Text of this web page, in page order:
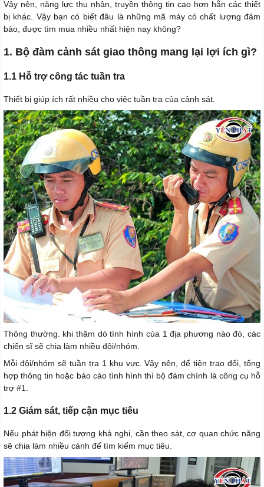
Vậy nên, năng lực thu nhận, truyền thông tin cao hơn hẳn các thiết
bị khác. Vậy bạn có biết đâu là những mã máy có chất lượng đảm
bảo, được tìm mua nhiều nhất hiện nay không?
1. Bộ đàm cảnh sát giao thông mang lại lợi ích gì?
1.1 Hỗ trợ công tác tuần tra
Thiết bị giúp ích rất nhiều cho việc tuần tra của cảnh sát.
Thông thường. khi thăm dò tình hình của 1 địa phương nào đó, các
chiến sĩ sẽ chia làm nhiều đội/nhóm.
Mỗi đội/nhóm sẽ tuần tra 1 khu vực. Vậy nên, để tiện trao đổi, tổng
hợp thông tin hoặc báo cáo tình hình thì bộ đàm chính là công cụ hỗ
trợ #1.
1.2 Giám sát, tiếp cận mục tiêu
Nếu phát hiện đối tượng khả nghi, cần theo sát, cơ quan chức năng
sẽ chia làm nhiều cánh để tìm kiếm mục tiêu.